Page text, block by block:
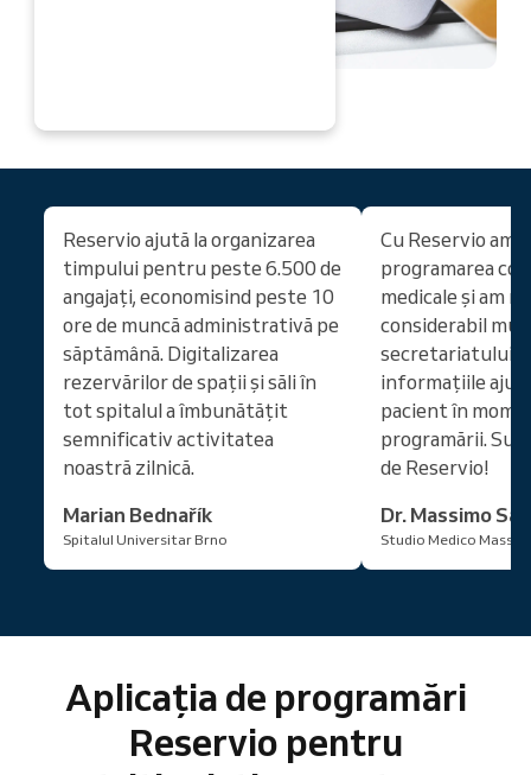
Reservio ajută la organizarea
timpului pentru peste 6.500 de
angajați, economisind peste 10
ore de muncă administrativă pe
săptămână. Digitalizarea
rezervărilor de spații și săli în
tot spitalul a îmbunătățit
semnificativ activitatea
noastră zilnică.
Marian Bednařík
Spitalul Universitar Brno
Cu Reservio am
programarea
medicale și am
considerabil
secretariatului.
informațiile
pacient în
programării.
de Reservio!
Dr. Massimo
Studio Medico
Aplicația de programări
Reservio pentru